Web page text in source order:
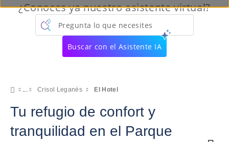
¿Conoces ya nuestro asistente virtual?
Pregunta lo que necesites
Buscar con el Asistente IA
Crisol Leganés El Hotel
Tu refugio de confort y
tranquilidad en el Parque